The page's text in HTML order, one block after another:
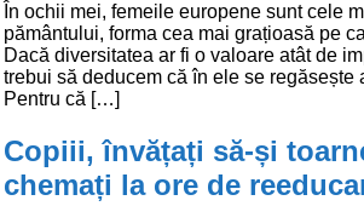
În ochii mei, femeile europene sunt cele
pământului, forma cea mai grațioasă pe
Dacă diversitatea ar fi o valoare atât de
trebui să deducem că în ele se
Pentru că […]
Copiii, învățați să-și
chemați la ore de